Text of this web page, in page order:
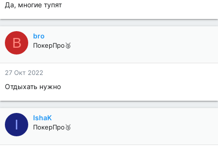
Да, многие тупят
B bro
ПокерПро🥈
27 Окт 2022
Отдыхать нужно
I IshaK
ПокерПро🥉